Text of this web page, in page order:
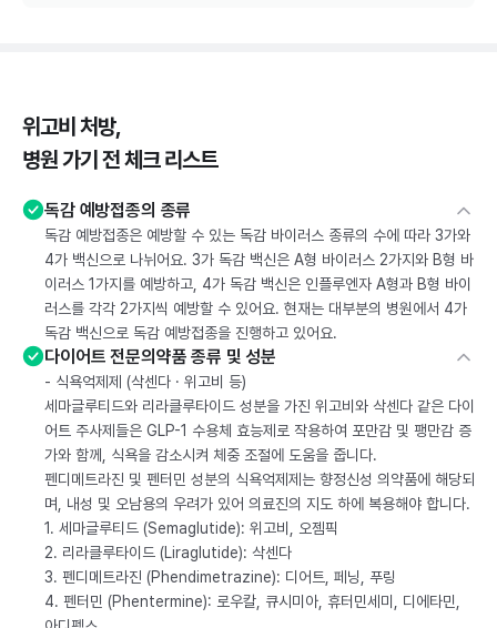
위고비 처방,
병원 가기 전 체크 리스트
독감 예방접종의 종류
독감 예방접종은 예방할 수 있는 독감 바이러스 종류의 수에 따라 3가와
4가 백신으로 나뉘어요. 3가 독감 백신은 A형 바이러스 2가지와 B형 바
이러스 1가지를 예방하고, 4가 독감 백신은 인플루엔자 A형과 B형 바이
러스를 각각 2가지씩 예방할 수 있어요. 현재는 대부분의 병원에서 4가
독감 백신으로 독감 예방접종을 진행하고 있어요.
다이어트 전문의약품 종류 및 성분
- 식욕억제제 (삭센다 · 위고비 등)
세마글루티드와 리라클루타이드 성분을 가진 위고비와 삭센다 같은 다이
어트 주사제들은 GLP-1 수용체 효능제로 작용하여 포만감 및 팽만감 증
가와 함께, 식욕을 감소시켜 체중 조절에 도움을 줍니다.
펜디메트라진 및 펜터민 성분의 식욕억제제는 향정신성 의약품에 해당되
며, 내성 및 오남용의 우려가 있어 의료진의 지도 하에 복용해야 합니다.
1. 세마글루티드 (Semaglutide): 위고비, 오젬픽
2. 리라클루타이드 (Liraglutide): 삭센다
3. 펜디메트라진 (Phendimetrazine): 디어트, 페닝, 푸링
4. 펜터민 (Phentermine): 로우칼, 큐시미아, 휴터민세미, 디에타민,